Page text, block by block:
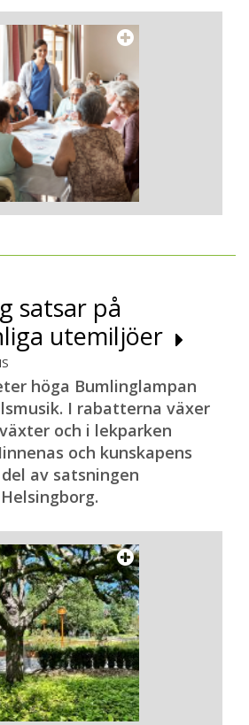
satsar på
utemiljöer
höga Bumlinglampan
I rabatterna växer
och i lekparken
och kunskapens
av satsningen